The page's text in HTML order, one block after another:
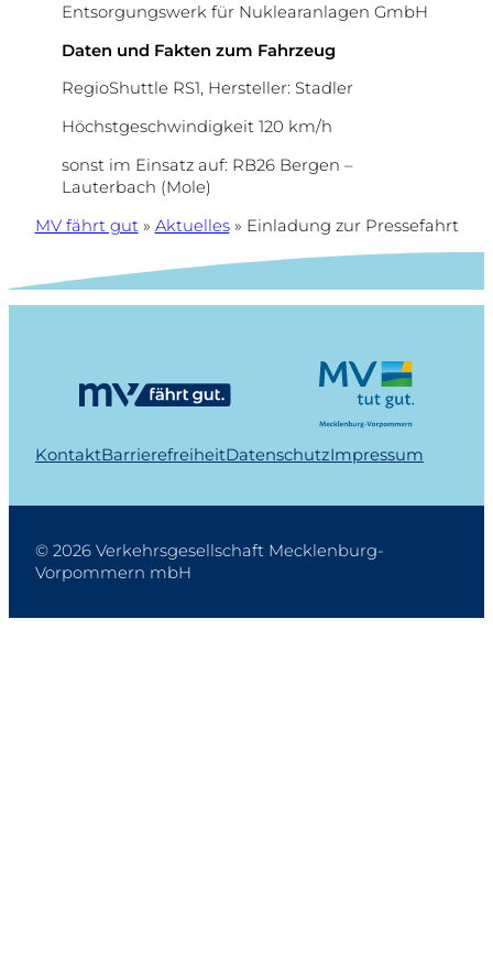
Entsorgungswerk für Nuklearanlagen GmbH
Daten und Fakten zum Fahrzeug
RegioShuttle RS1, Hersteller: Stadler
Höchstgeschwindigkeit 120 km/h
sonst im Einsatz auf: RB26 Bergen –
Lauterbach (Mole)
MV fährt gut» Aktuelles» Einladung zur Pressefahrt
KontaktBarrierefreiheitDatenschutzImpressum
© 2026 Verkehrsgesellschaft Mecklenburg-
Vorpommern mbH